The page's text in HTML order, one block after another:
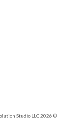
© 2026 Revolution Studio LLC